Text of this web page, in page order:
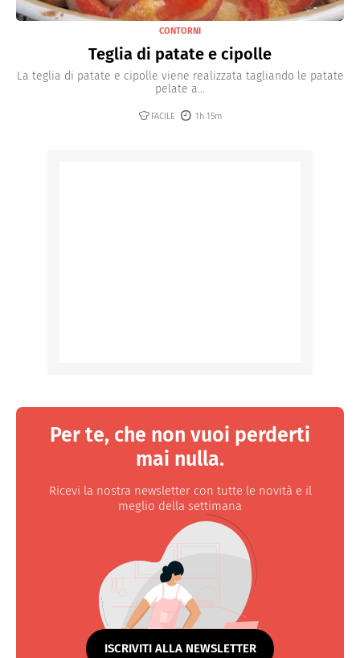
CONTORNI
Teglia di patate e cipolle
La teglia di patate e cipolle viene realizzata tagliando le patate
pelate a...
FACILE 1h 15m
Per te, che non vuoi perderti
mai nulla.
Ricevi la nostra newsletter con tutte le novità e il
meglio della settimana
ISCRIVITI ALLA NEWSLETTER